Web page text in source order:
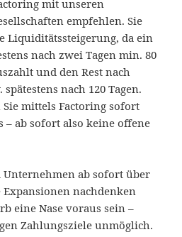
mit unseren
empfehlen. Sie
Liquiditätssteigerung, da ein
nach zwei Tagen min. 80
und den Rest nach
nach 120 Tagen.
mittels Factoring sofort
ab sofort also keine offene
ab sofort über
nachdenken
eine Nase voraus sein –
Zahlungsziele unmöglich.